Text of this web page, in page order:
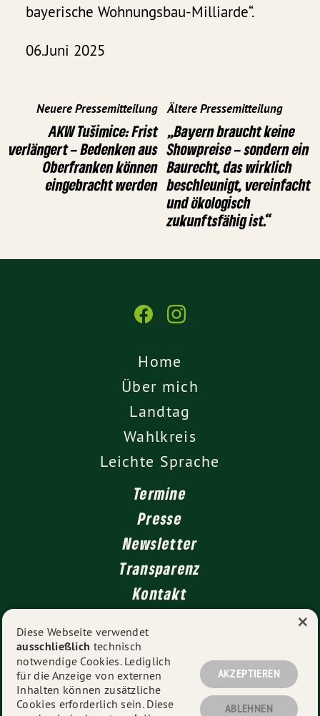
bayerische Wohnungsbau-Milliarde“.
06.Juni 2025
Neuere Pressemitteilung
AKW Tušimice: Frist
verlängert – Bedenken aus
Oberfranken können
eingebracht werden
Ältere Pressemitteilung
„Bayern braucht keine
Showpreise – sondern ein
Baurecht, das wirklich
beschleunigt, vereinfacht
und ökologisch
zukunftsfähig ist.“
Home
Über mich
Landtag
Wahlkreis
Leichte Sprache
Termine
Presse
Newsletter
Transparenz
Kontakt
Impressum
Datenschutz
Diese Webseite verwendet
ausschließlich technisch
notwendige Cookies. Lediglich
für die Anzeige von externen
Inhalten können zusätzliche
Cookies erforderlich sein. Diese
AKZEPTIEREN
ABLEHNEN
×